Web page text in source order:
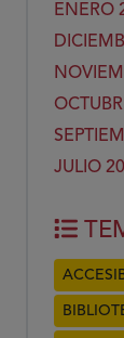
ENERO
JULIO